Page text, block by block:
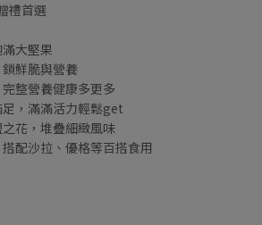
禮首選
大堅果
鎖鮮脆與營養
整營養健康多更多
足，滿滿活力輕鬆get
之花，堆疊細緻風味
配沙拉、優格等百搭食用